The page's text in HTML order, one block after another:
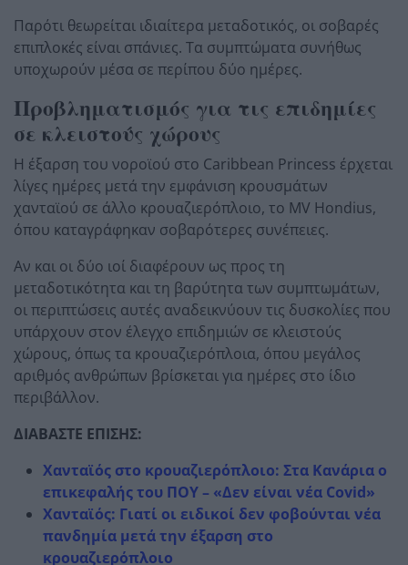
Παρότι θεωρείται ιδιαίτερα μεταδοτικός, οι σοβαρές
επιπλοκές είναι σπάνιες. Τα συμπτώματα συνήθως
υποχωρούν μέσα σε περίπου δύο ημέρες.
Προβληματισμός για τις επιδημίες
σε κλειστούς χώρους
Η έξαρση του νοροϊού στο Caribbean Princess έρχεται
λίγες ημέρες μετά την εμφάνιση κρουσμάτων
χανταϊού σε άλλο κρουαζιερόπλοιο, το MV Hondius,
όπου καταγράφηκαν σοβαρότερες συνέπειες.
Αν και οι δύο ιοί διαφέρουν ως προς τη
μεταδοτικότητα και τη βαρύτητα των συμπτωμάτων,
οι περιπτώσεις αυτές αναδεικνύουν τις δυσκολίες που
υπάρχουν στον έλεγχο επιδημιών σε κλειστούς
χώρους, όπως τα κρουαζιερόπλοια, όπου μεγάλος
αριθμός ανθρώπων βρίσκεται για ημέρες στο ίδιο
περιβάλλον.
ΔΙΑΒΑΣΤΕ ΕΠΙΣΗΣ:
Χανταϊός στο κρουαζιερόπλοιο: Στα Κανάρια ο
επικεφαλής του ΠΟΥ – «Δεν είναι νέα Covid»
Χανταϊός: Γιατί οι ειδικοί δεν φοβούνται νέα
πανδημία μετά την έξαρση στο
κρουαζιερόπλοιο